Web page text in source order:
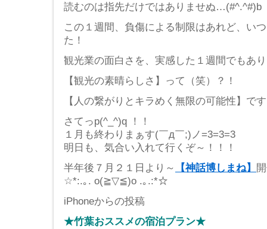
読むのは指先だけではありませぬ…(#^.^#)b
この１週間、負傷による制限はあれど、い
た！
観光業の面白さを、実感した１週間でもあ
【観光の素晴らしさ】って（笑）？！
【人の繋がりとキラめく無限の可能性】で
さてっp(^_^)q ！！
１月も終わりまぁす(￣д￣;)ノ=3=3=3
明日も、気合い入れて行くぞ～！！！
半年後７月２１日より～
【神話博しまね】
☆*:.｡. o(≧▽≦)o .｡.:*☆
iPhoneからの投稿
★竹葉おススメの宿泊プラン★